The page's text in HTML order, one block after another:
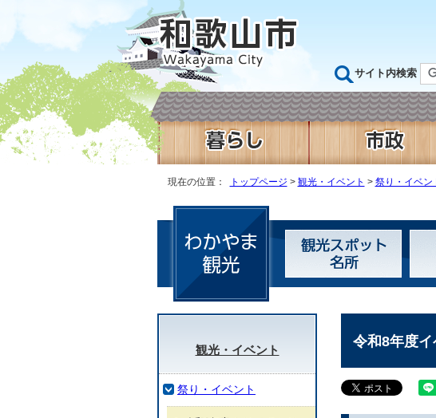
サイト内検索
現在の位置： トップページ > 観光・イベント > 祭り・イベン
令和8年度
観光・イベント
祭り・イベント